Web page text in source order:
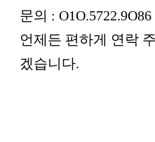
문의 : O1O.5722.9O86
언제든 편하게 연락
겠습니다.